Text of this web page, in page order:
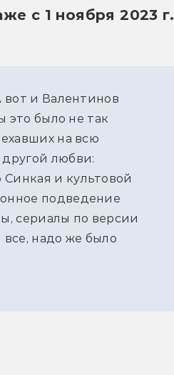
с 1 ноября 2023 г.
вот и Валентинов
это было не так
на всю
любви:
и культовой
подведение
сериалы по версии
надо же было